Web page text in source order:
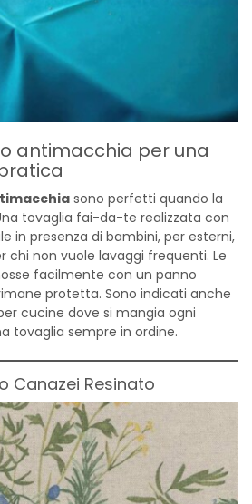
antimacchia per una
sono perfetti quando la
tovaglia fai-da-te realizzata con
in presenza di bambini, per esterni,
chi non vuole lavaggi frequenti. Le
facilmente con un panno
protetta. Sono indicati anche
cucine dove si mangia ogni
tovaglia sempre in ordine.
Canazei Resinato